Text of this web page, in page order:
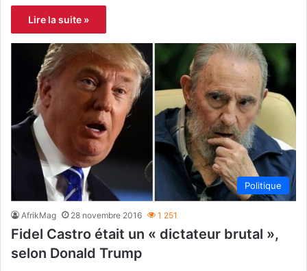
Lire la suite »
Politique
AfrikMag 28 novembre 2016 1 251
Fidel Castro était un « dictateur brutal »,
selon Donald Trump